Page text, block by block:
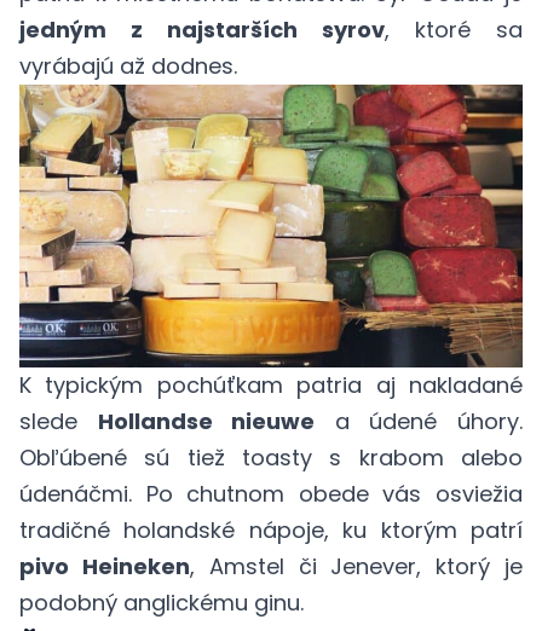
jedným z najstarších syrov, ktoré sa
vyrábajú až dodnes.
K typickým pochúťkam patria aj nakladané
slede Hollandse nieuwe a údené úhory.
Obľúbené sú tiež toasty s krabom alebo
údenáčmi. Po chutnom obede vás osviežia
tradičné holandské nápoje, ku ktorým patrí
pivo Heineken, Amstel či Jenever, ktorý je
podobný anglickému ginu.